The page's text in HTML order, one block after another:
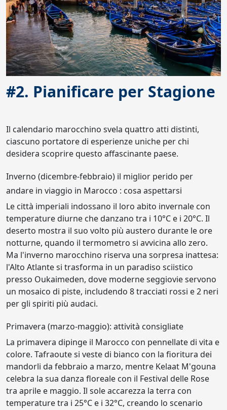
#2. Pianificare per Stagione
Il calendario marocchino svela quattro atti distinti,
ciascuno portatore di esperienze uniche per chi
desidera scoprire questo affascinante paese.
Inverno (dicembre-febbraio) il miglior perido per
andare in viaggio in Marocco : cosa aspettarsi
Le città imperiali indossano il loro abito invernale con
temperature diurne che danzano tra i 10°C e i 20°C. Il
deserto mostra il suo volto più austero durante le ore
notturne, quando il termometro si avvicina allo zero.
Ma l'inverno marocchino riserva una sorpresa inattesa:
l'Alto Atlante si trasforma in un paradiso sciistico
presso Oukaimeden, dove moderne seggiovie servono
un mosaico di piste, includendo 8 tracciati rossi e 2 neri
per gli spiriti più audaci.
Primavera (marzo-maggio): attività consigliate
La primavera dipinge il Marocco con pennellate di vita e
colore. Tafraoute si veste di bianco con la fioritura dei
mandorli da febbraio a marzo, mentre Kelaat M'gouna
celebra la sua danza floreale con il Festival delle Rose
tra aprile e maggio. Il sole accarezza la terra con
temperature tra i 25°C e i 32°C, creando lo scenario